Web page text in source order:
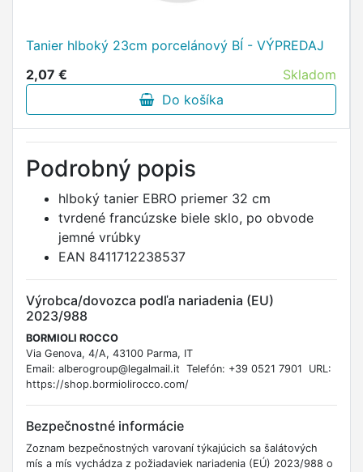
Tanier hlboký 23cm porcelánový BÍ - VÝPREDAJ
2,07 €
Skladom
Do košíka
Podrobný popis
hlboký tanier EBRO priemer 32 cm
tvrdené francúzske biele sklo, po obvode
jemné vrúbky
EAN 8411712238537
Výrobca/dovozca podľa nariadenia (EU)
2023/988
BORMIOLI ROCCO
Via Genova, 4/A, 43100 Parma, IT
Email: alberogroup@legalmail.it Telefón: +39 0521 7901 URL:
https://shop.bormiolirocco.com/
Bezpečnostné informácie
Zoznam bezpečnostných varovaní týkajúcich sa šalátových
mís a mís vychádza z požiadaviek nariadenia (EÚ) 2023/988 o